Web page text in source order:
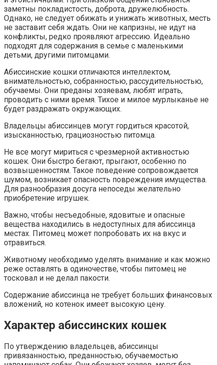
заметны покладистость, доброта, дружелюбность.
Однако, не следует обижать и унижать животных, месть
не заставит себя ждать. Они не капризны, не идут на
конфликты, редко проявляют агрессию. Идеально
подходят для содержания в семье с маленькими
детьми, другими питомцами.
Абиссинские кошки отличаются интеллектом,
внимательностью, собранностью, рассудительностью,
обучаемы. Они преданы хозяевам, любят играть,
проводить с ними время. Тихое и милое мурлыканье не
будет раздражать окружающих.
Владельцы абиссинцев могут гордиться красотой,
изысканностью, грациозностью питомца.
Не все могут мириться с чрезмерной активностью
кошек. Они быстро бегают, прыгают, особенно по
возвышенностям. Такое поведение сопровождается
шумом, возникает опасность повреждения имущества.
Для разнообразия досуга непоседы желательно
приобретение игрушек.
Важно, чтобы несъедобные, ядовитые и опасные
вещества находились в недоступных для абиссинца
местах. Питомец может попробовать их на вкус и
отравиться.
Животному необходимо уделять внимание и как можно
реже оставлять в одиночестве, чтобы питомец не
тосковал и не делал пакости.
Содержание абиссинца не требует больших финансовых
вложений, но котенок имеет высокую цену.
Характер абиссинских кошек
По утверждению владельцев, абиссинцы
привязанностью, преданностью, обучаемостью